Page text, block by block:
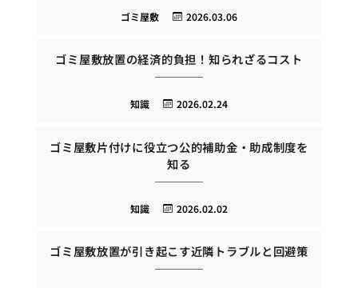
2026.03.06
ゴミ屋敷
ゴミ屋敷放置の経済的負担！知られざるコスト
2026.02.24
知識
ゴミ屋敷片付けに役立つ公的補助金・助成制度を
知る
2026.02.02
知識
ゴミ屋敷放置が引き起こす近隣トラブルと回避策